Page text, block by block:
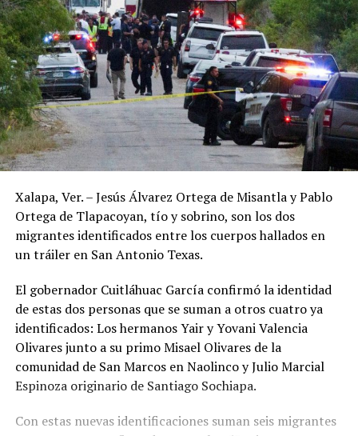
Xalapa, Ver. – Jesús Álvarez Ortega de Misantla y Pablo
Ortega de Tlapacoyan, tío y sobrino, son los dos
migrantes identificados entre los cuerpos hallados en
un tráiler en San Antonio Texas.
El gobernador Cuitláhuac García confirmó la identidad
de estas dos personas que se suman a otros cuatro ya
identificados: Los hermanos Yair y Yovani Valencia
Olivares junto a su primo Misael Olivares de la
comunidad de San Marcos en Naolinco y Julio Marcial
Espinoza originario de Santiago Sochiapa.
Con estas nuevas identificaciones suman seis migrantes